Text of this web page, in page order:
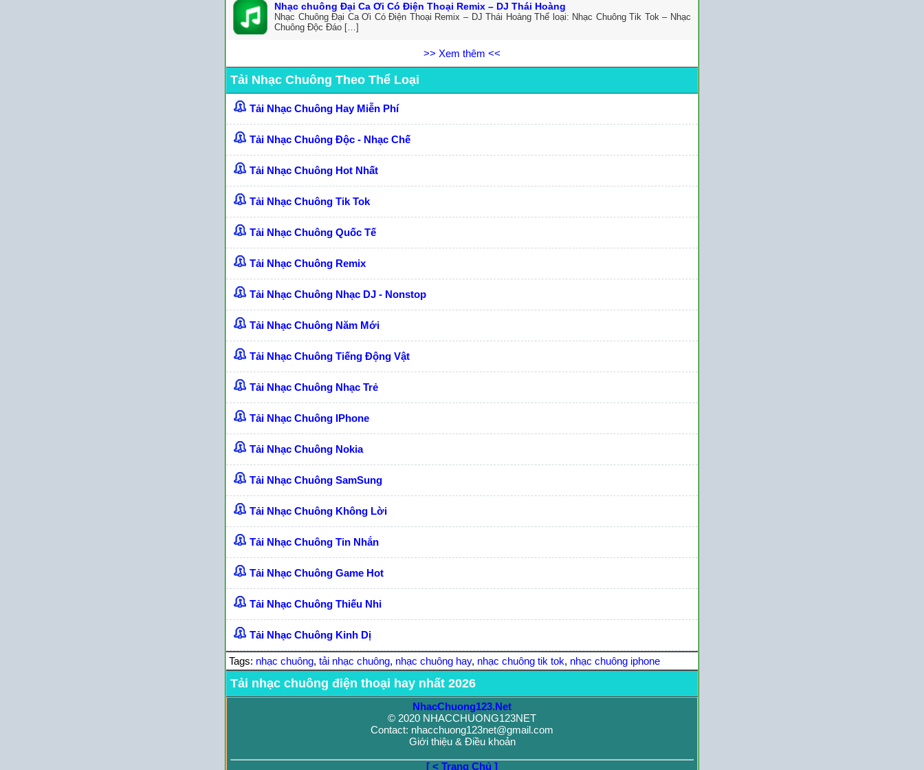
Nhạc chuông Đại Ca Ơi Có Điện Thoại Remix – DJ Thái Hoàng
Nhạc Chuông Đại Ca Ơi Có Điện Thoại Remix – DJ Thái Hoàng Thể loại: Nhạc Chuông Tik Tok – Nhạc
Chuông Độc Đáo […]
>> Xem thêm <<
Tải Nhạc Chuông Theo Thể Loại
Tải Nhạc Chuông Hay Miễn Phí
Tải Nhạc Chuông Độc - Nhạc Chế
Tải Nhạc Chuông Hot Nhất
Tải Nhạc Chuông Tik Tok
Tải Nhạc Chuông Quốc Tế
Tải Nhạc Chuông Remix
Tải Nhạc Chuông Nhạc DJ - Nonstop
Tải Nhạc Chuông Năm Mới
Tải Nhạc Chuông Tiếng Động Vật
Tải Nhạc Chuông Nhạc Trẻ
Tải Nhạc Chuông IPhone
Tải Nhạc Chuông Nokia
Tải Nhạc Chuông SamSung
Tải Nhạc Chuông Không Lời
Tải Nhạc Chuông Tin Nhắn
Tải Nhạc Chuông Game Hot
Tải Nhạc Chuông Thiếu Nhi
Tải Nhạc Chuông Kinh Dị
Tags: nhạc chuông, tải nhạc chuông, nhạc chuông hay, nhạc chuông tik tok, nhạc chuông iphone
Tải nhạc chuông điện thoại hay nhất 2026
NhacChuong123.Net
© 2020 NHACCHUONG123NET
Contact: nhacchuong123net@gmail.com
Giới thiệu & Điều khoản
[ < Trang Chủ ]